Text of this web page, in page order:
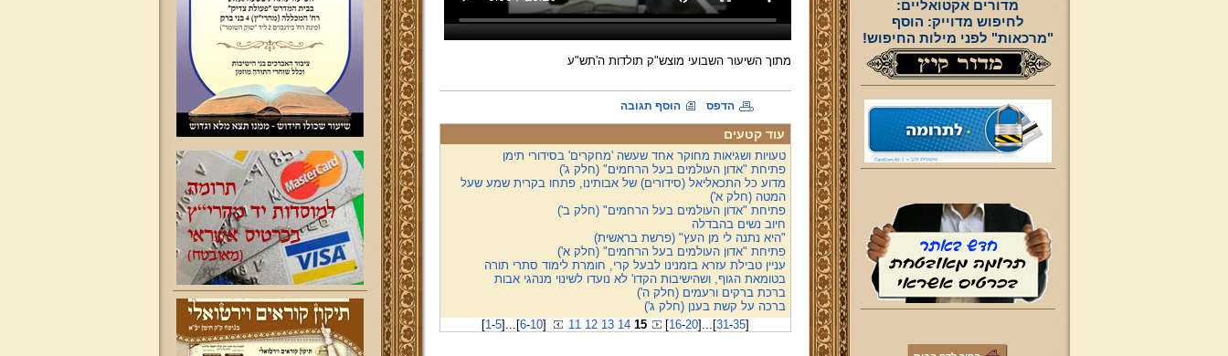
מדורים אקטואליים:
לחיפוש מדוייק: הוסף
"מרכאות" לפני מילות החיפוש!
מתוך השיעור השבועי מוצש"ק תולדות ה'תש"ע
הדפס הוסף תגובה
עוד קטעים
טעויות ושגיאות מחוקר אחד שעשה 'מחקרים' בסידורי תימן
פתיחת "אדון העולמים בעל הרחמים" (חלק ג')
מדוע כל התכאליאל (סידורים) של אבותינו, פתחו בקרית שמע שעל
המטה (חלק א')
פתיחת "אדון העולמים בעל הרחמים" (חלק ב')
חיוב נשים בהבדלה
"היא נתנה לי מן העץ" (פרשת בראשית)
פתיחת "אדון העולמים בעל הרחמים" (חלק א')
עניין טבילת עזרא בזמנינו לבעל קרי, חומרת לימוד סתרי תורה
בטומאת הגוף, ושהישיבות הקדו' לא נועדו לשינוי מנהגי אבות
ברכת ברקים ורעמים (חלק ה')
ברכה על קשת בענן (חלק ג')
[1-5] ... [6-10] 11 12 13 14 15 [16-20] ... [31-35]